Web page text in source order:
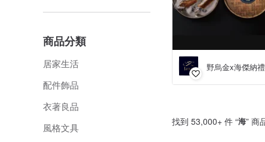
商品分類
居家生活
配件飾品
衣著良品
風格文具
野烏金x海傑納
找到 53,000+ 件 “海” 商